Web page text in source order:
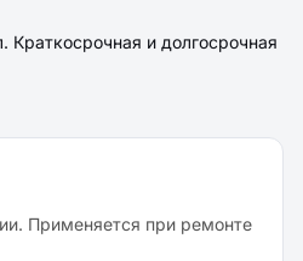
и долгосрочная
Применяется при ремонте